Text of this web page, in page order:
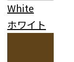
White
ホワイト